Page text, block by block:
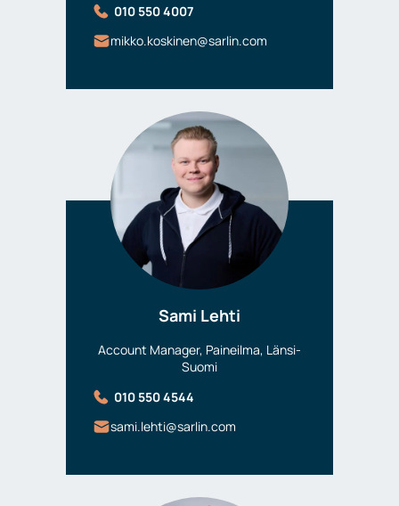
010 550 4007
mikko.koskinen@sarlin.com
Sami Lehti
Account Manager, Paineilma, Länsi-
Suomi
010 550 4544
sami.lehti@sarlin.com